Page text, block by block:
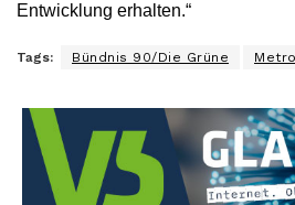
Entwicklung erhalten.“
Tags: Bündnis 90/Die Grüne